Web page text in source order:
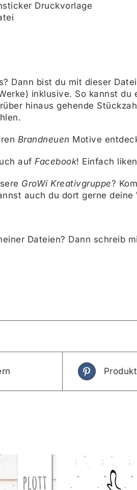
Druckvorlage
Dann bist du mit dieser
inklusive. So kannst
hinaus gehende
Brandneuen Motive
auf Facebook! Einfach
GroWi Kreativgruppe?
auch du dort gerne deine
Dateien? Dann schreib